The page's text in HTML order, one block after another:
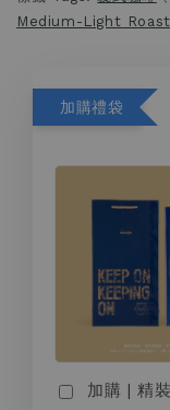
Medium-Light Roast
加購禮袋
加購 | 精